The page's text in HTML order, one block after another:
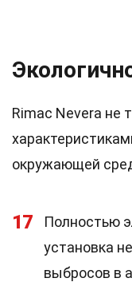
Rimac Nevera не
окружающей
17
Полностью
установка
выбросов в